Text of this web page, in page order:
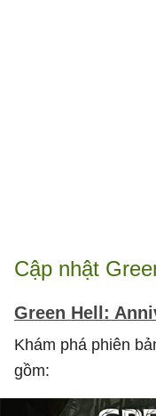
Cập nhật
Green Hell:
Khám phá phiên
gồm: